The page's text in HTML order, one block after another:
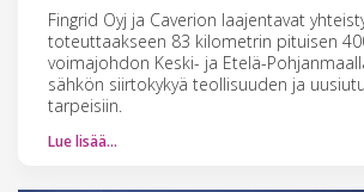
Fingrid Oyj ja Caverion laajentavat
toteuttaakseen 83 kilometrin pituisen
voimajohdon Keski- ja Etelä-
sähkön siirtokykyä teollisuuden ja
tarpeisiin.
Lue lisää…